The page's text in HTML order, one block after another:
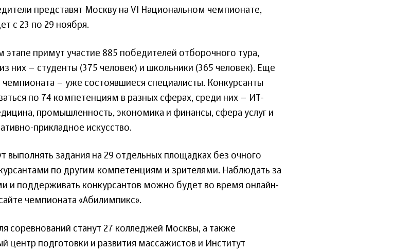
представят Москву на VI Национальном чемпионате,
с 23 по 29 ноября.
этапе примут участие 885 победителей отборочного тура,
них – студенты (375 человек) и школьники (365 человек). Еще
чемпионата – уже состоявшиеся специалисты. Конкурсанты
по 74 компетенциям в разных сферах, среди них – ИТ-
промышленность, экономика и финансы, сфера услуг и
прикладное искусство.
выполнять задания на 29 отдельных площадках без очного
по другим компетенциям и зрителями. Наблюдать за
и поддерживать конкурсантов можно будет во время онлайн-
чемпионата «Абилимпикс».
соревнований станут 27 колледжей Москвы, а также
центр подготовки и развития массажистов и Институт